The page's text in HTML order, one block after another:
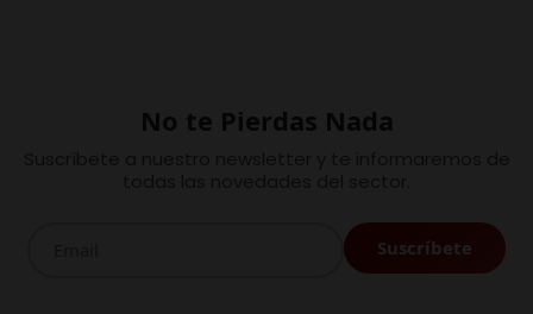
No te Pierdas Nada